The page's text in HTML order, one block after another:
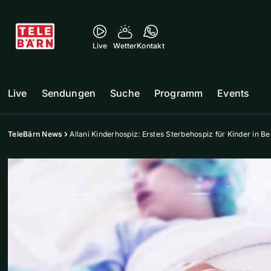
Live WetterKontakt
Live Sendungen Suche Programm Events
TeleBärn News Allani Kinderhospiz: Erstes Sterbehospiz für Kinder in